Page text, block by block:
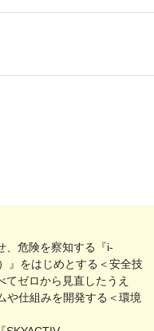
、危険を察知する『i-
』をはじめとする＜安全技
ゼロから見直したうえ
や仕組みを開発する＜環境